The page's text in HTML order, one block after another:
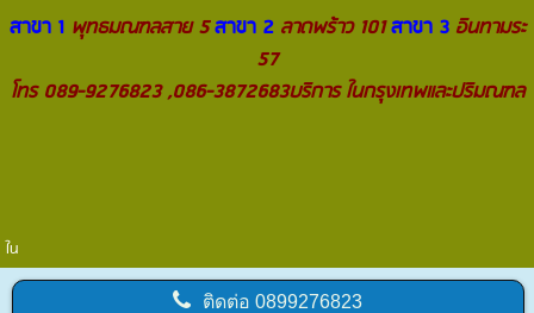
สาขา 1พุทธมณฑลสาย 5 สาขา 2ลาดพร้าว 101 สาขา 3 อินทามระ
57
โทร 089-9276823 ,086-3872683บริการ ในกรุงเทพและปริมณฑล
ใน
ติดต่อ0899276823